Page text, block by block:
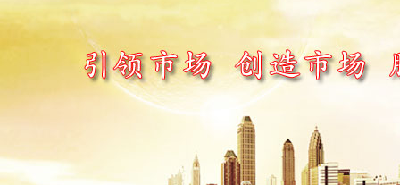
Metallpulver,Pressen
von
Metallpulver,PM
Pulvermetallurgie
Lager,Zahnräder
mit